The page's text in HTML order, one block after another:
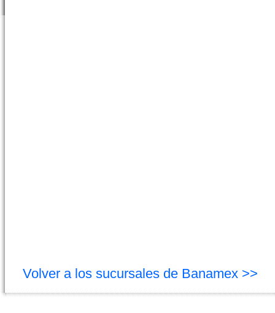
Volver a los sucursales de Banamex >>